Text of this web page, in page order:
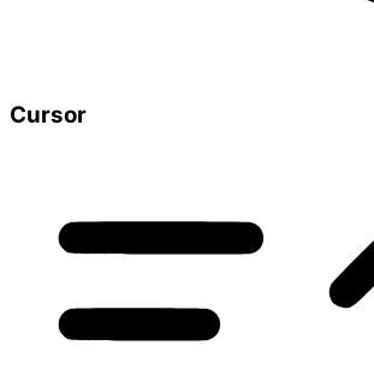
Cursor